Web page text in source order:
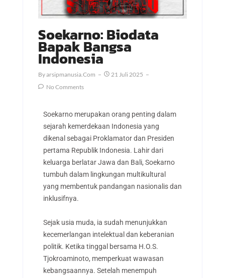
Soekarno: Biodata
Bapak Bangsa
Indonesia
ByArsipmanusia.com
21 Juli 2025
No Comments
Soekarno merupakan orang penting dalam
sejarah kemerdekaan Indonesia yang
dikenal sebagai Proklamator dan Presiden
pertama Republik Indonesia. Lahir dari
keluarga berlatar Jawa dan Bali, Soekarno
tumbuh dalam lingkungan multikultural
yang membentuk pandangan nasionalis dan
inklusifnya.
Sejak usia muda, ia sudah menunjukkan
kecemerlangan intelektual dan keberanian
politik. Ketika tinggal bersama H.O.S.
Tjokroaminoto, memperkuat wawasan
kebangsaannya. Setelah menempuh